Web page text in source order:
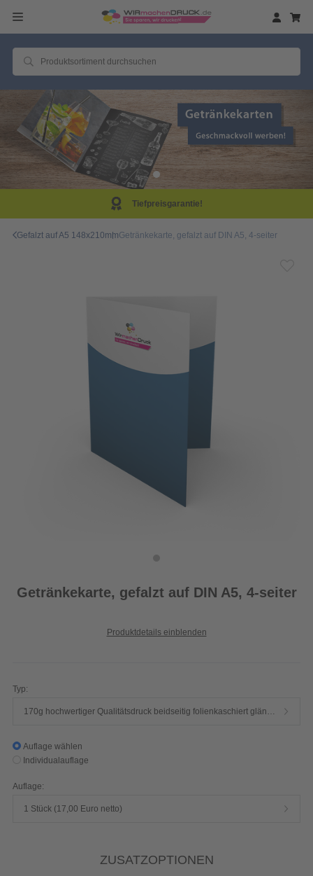
Gefalzt auf A5 148x210mmGetränkekarte, gefalzt auf DIN A5, 4-seiter
Getränkekarte, gefalzt auf DIN A5, 4-seiter
Produktdetails einblenden
Typ:
Auflage wählen
Individualauflage
Auflage:
1 Stück (17,00 Euro netto)
ZUSATZOPTIONEN